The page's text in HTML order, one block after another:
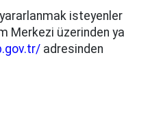
isteyenler
Merkezi üzerinden ya
adresinden